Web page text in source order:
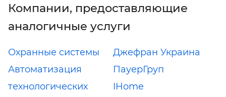
Компании, предоставляющие
аналогичные услуги
Охранные системы
Джефран Украина
Автоматизация
технологических
ПауерГруп
IHome